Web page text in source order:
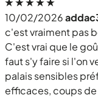
10/02/2026
c'est vraiment pas
C'est vrai que le
faut s'y faire si l'on
palais sensibles
efficaces, coups